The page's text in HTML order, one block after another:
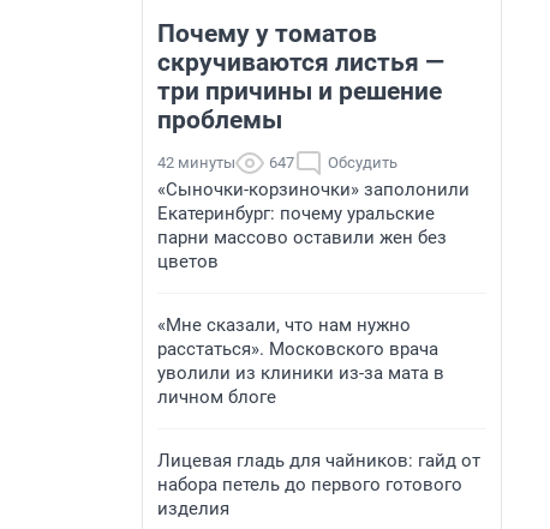
Почему у томатов
скручиваются листья —
три причины и решение
проблемы
42 минуты 647 Обсудить
«Сыночки-корзиночки» заполонили
Екатеринбург: почему уральские
парни массово оставили жен без
цветов
«Мне сказали, что нам нужно
расстаться». Московского врача
уволили из клиники из-за мата в
личном блоге
Лицевая гладь для чайников: гайд от
набора петель до первого готового
изделия